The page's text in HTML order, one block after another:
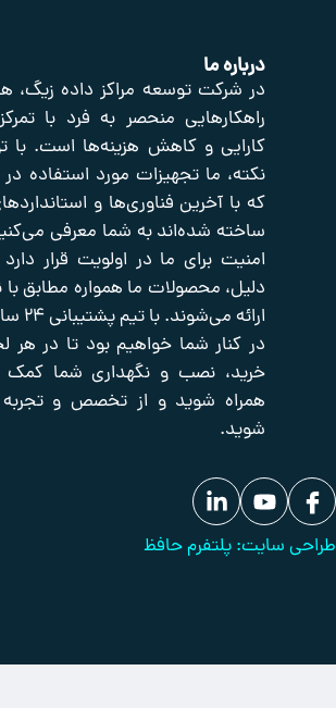
توسعه مراکز داده زیگ، هدف ما ارائه
منحصر به فرد با تمرکز بر افزایش
و کاهش هزینه‌ها است. با توجه به این
ما تجهیزات مورد استفاده در مرکز داده را
فناوری‌ها و استانداردهای بین‌المللی
شده‌اند به شما معرفی می‌کنیم. کیفیت و
برای ما در اولویت قرار دارد و به همین
محصولات ما همواره مطابق با نیازهای شما
ارائه می‌شوند. با تیم پشتیبانی ۲۴ ساعته، همواره
شما خواهیم بود تا در هر لحظه از روند
نصب و نگهداری شما کمک کنیم. با ما
شوید و از تخصص و تجربه ما بهره‌مند
حافظ